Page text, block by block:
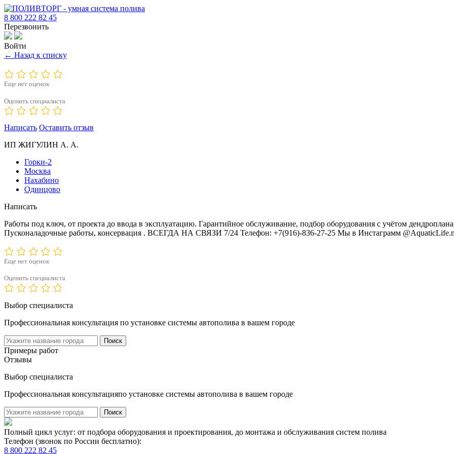
8 800 222 82 45
Перезвонить
Войти
← Назад к списку
Еще нет оценок
Оценить специалиста
Написать Оставить отзыв
ИП ЖИГУЛИН А. А.
Горки-2
Москва
Нахабино
Одинцово
Написать
Работы под ключ, от проекта до ввода в эксплуатацию. Гарантийное обслуживание, подбор оборудования с учётом
Пусконаладочные работы, консервация . ВСЕГДА НА СВЯЗИ 7/24 Телефон: +7(916)-836-27-25 Мы в Инстаграмм
Еще нет оценок
Оценить специалиста
Выбор специалиста
Профессиональная консультация по установке системы автополива в вашем городе
Поиск
Примеры работ
Отзывы
Выбор специалиста
Профессиональная консультацияпо установке системы автополива в вашем городе
Поиск
Полный цикл услуг: от подбора оборудования и проектирования, до монтажа и обслуживания систем полива
Телефон (звонок по России бесплатно):
8 800 222 82 45